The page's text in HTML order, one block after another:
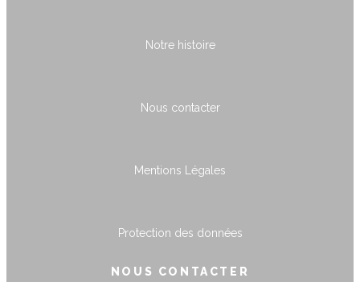
Notre histoire
Nous contacter
Mentions Légales
Protection des données
NOUS CONTACTER